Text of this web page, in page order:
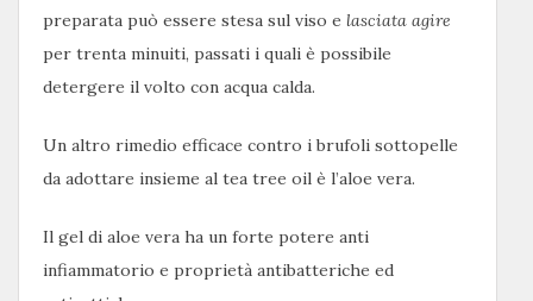
preparata può essere stesa sul viso e lasciata agire
per trenta minuiti, passati i quali è possibile
detergere il volto con acqua calda.
Un altro rimedio efficace contro i brufoli sottopelle
da adottare insieme al tea tree oil è l’aloe vera.
Il gel di aloe vera ha un forte potere anti
infiammatorio e proprietà antibatteriche ed